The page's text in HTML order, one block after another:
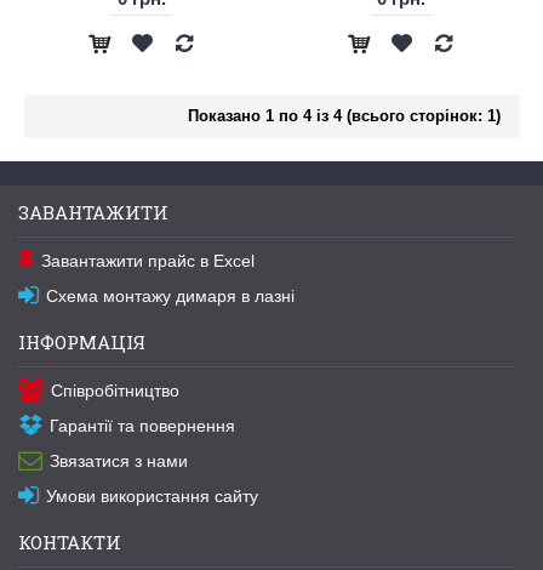
Показано 1 по 4 із 4 (всього сторінок: 1)
ЗАВАНТАЖИТИ
Завантажити прайс в Excel
Схема монтажу димаря в лазні
ІНФОРМАЦІЯ
Співробітництво
Гарантії та повернення
Звязатися з нами
Умови використання сайту
КОНТАКТИ